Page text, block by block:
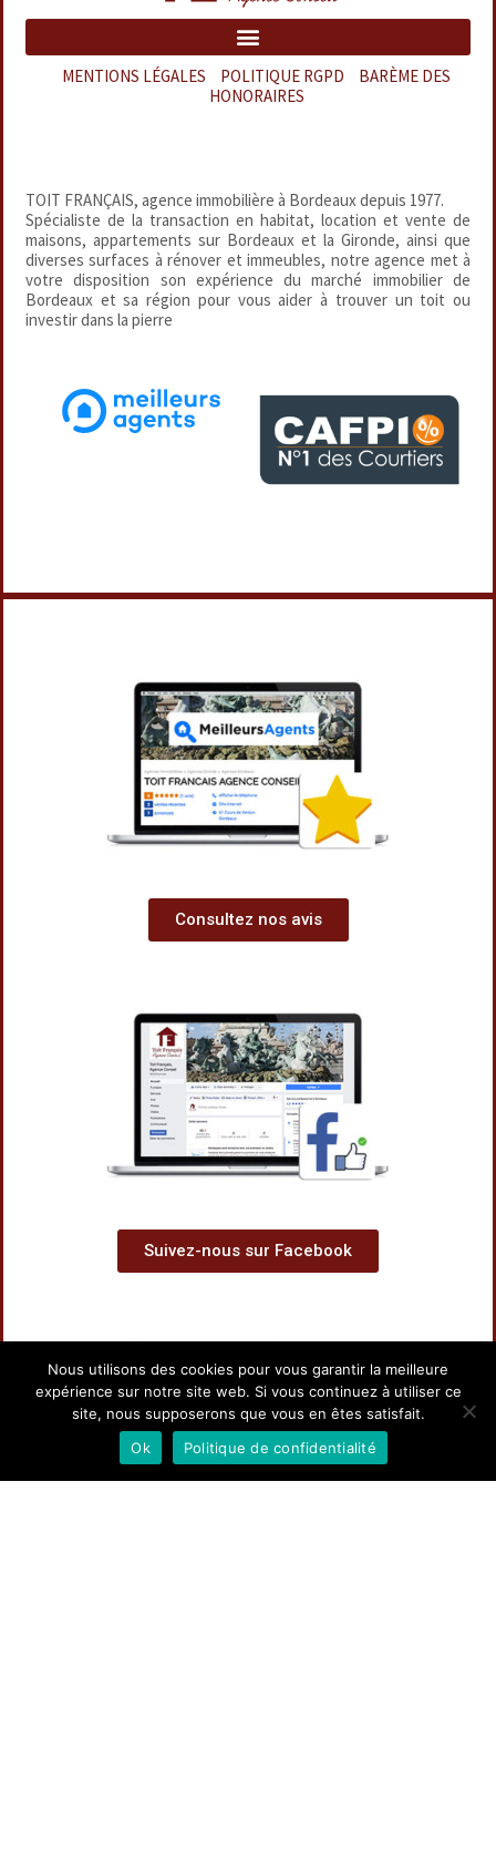
MENTIONS LÉGALES POLITIQUE RGPD
BARÈME DES
HONORAIRES
TOIT FRANÇAIS, agence immobilière à Bordeaux depuis 1977.
Spécialiste de la transaction en habitat, location et vente de
maisons, appartements sur Bordeaux et la Gironde, ainsi que
diverses surfaces à rénover et immeubles, notre agence met à
votre disposition son expérience du marché immobilier de
Bordeaux et sa région pour vous aider à trouver un toit ou
investir dans la pierre
Consultez nos avis
Suivez-nous sur Facebook
Nous utilisons des cookies pour vous garantir la meilleure
expérience sur notre site web. Si vous continuez à utiliser ce
site, nous supposerons que vous en êtes satisfait.
Ok
Politique de confidentialité